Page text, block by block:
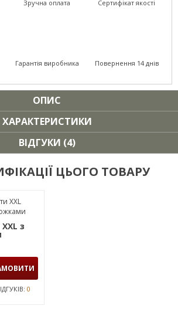
Зручна оплата Сертифікат якості
Гарантія виробника Повернення 14 днів
ОПИС
ХАРАКТЕРИСТИКИ
ВІДГУКИ (4)
ЦЬОГО ТОВАРУ
з
0